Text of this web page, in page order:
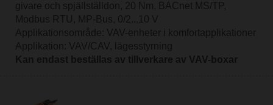
givare och spjällställdon, 20 Nm, BACnet MS/TP,
Modbus RTU, MP-Bus, 0/2...10 V
Applikationsområde: VAV-enheter i komfortapplikationer
Applikation: VAV/CAV, lägesstyrning
Kan endast beställas av tillverkare av VAV-boxar